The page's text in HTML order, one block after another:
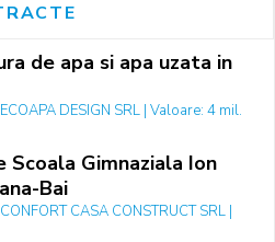
de apa si apa uzata in
DESIGN SRL | Valoare: 4 mil.
Gimnaziala Ion
Bai
CASA CONSTRUCT SRL |